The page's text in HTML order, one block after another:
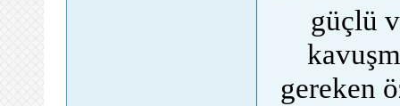
güçlü
gereken